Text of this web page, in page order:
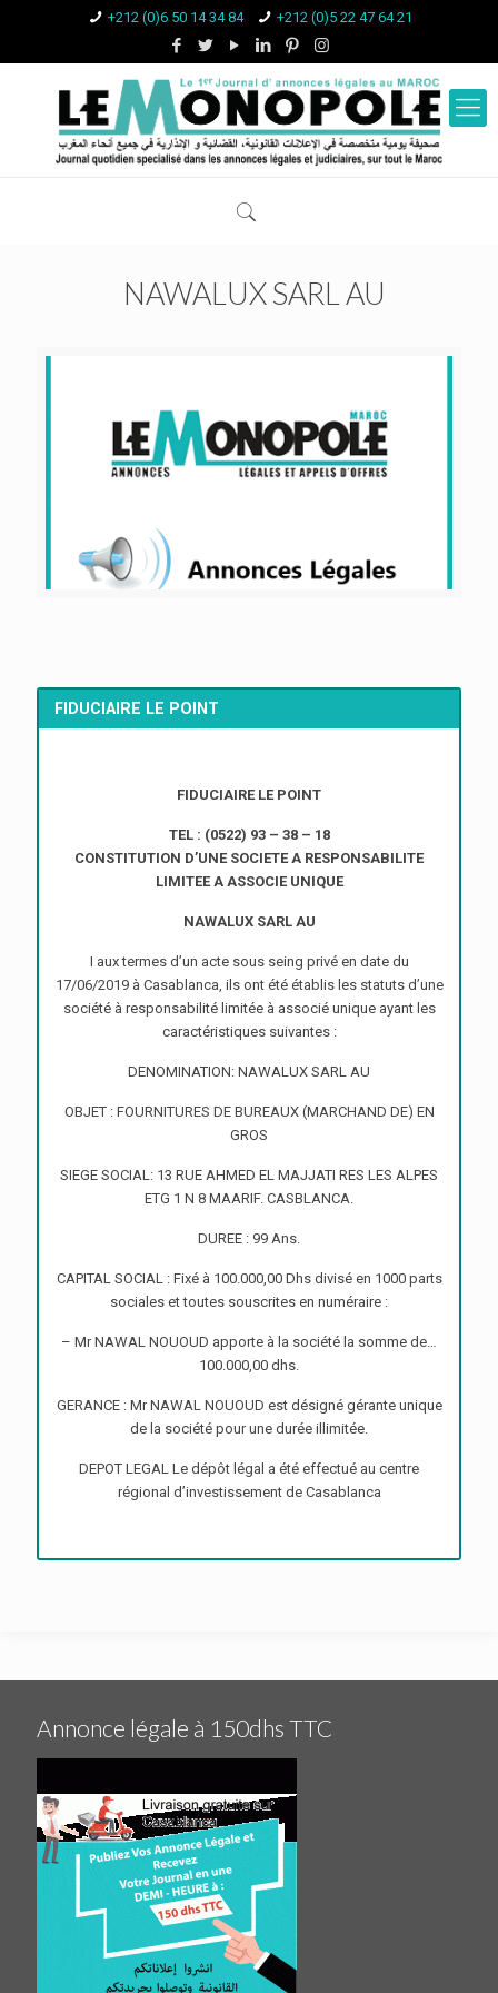
+212 (0)6 50 14 34 84 +212 (0)5 22 47 64 21
NAWALUX SARL AU
FIDUCIAIRE LE POINT
FIDUCIAIRE LE POINT
TEL : (0522) 93 – 38 – 18
CONSTITUTION D’UNE SOCIETE A RESPONSABILITE
LIMITEE A ASSOCIE UNIQUE
NAWALUX SARL AU
I aux termes d’un acte sous seing privé en date du
17/06/2019 à Casablanca, ils ont été établis les statuts d’une
société à responsabilité limitée à associé unique ayant les
caractéristiques suivantes :
DENOMINATION: NAWALUX SARL AU
OBJET : FOURNITURES DE BUREAUX (MARCHAND DE) EN
GROS
SIEGE SOCIAL: 13 RUE AHMED EL MAJJATI RES LES ALPES
ETG 1 N 8 MAARIF. CASBLANCA.
DUREE : 99 Ans.
CAPITAL SOCIAL : Fixé à 100.000,00 Dhs divisé en 1000 parts
sociales et toutes souscrites en numéraire :
– Mr NAWAL NOUOUD apporte à la société la somme de…
100.000,00 dhs.
GERANCE : Mr NAWAL NOUOUD est désigné gérante unique
de la société pour une durée illimitée.
DEPOT LEGAL Le dépôt légal a été effectué au centre
régional d’investissement de Casablanca
Annonce légale à 150dhs TTC